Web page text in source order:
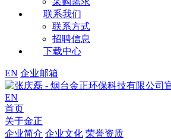
联系我们
联系方式
招聘信息
下载中心
EN 企业邮箱
EN
首页
关于金正
企业简介 企业文化 荣誉资质